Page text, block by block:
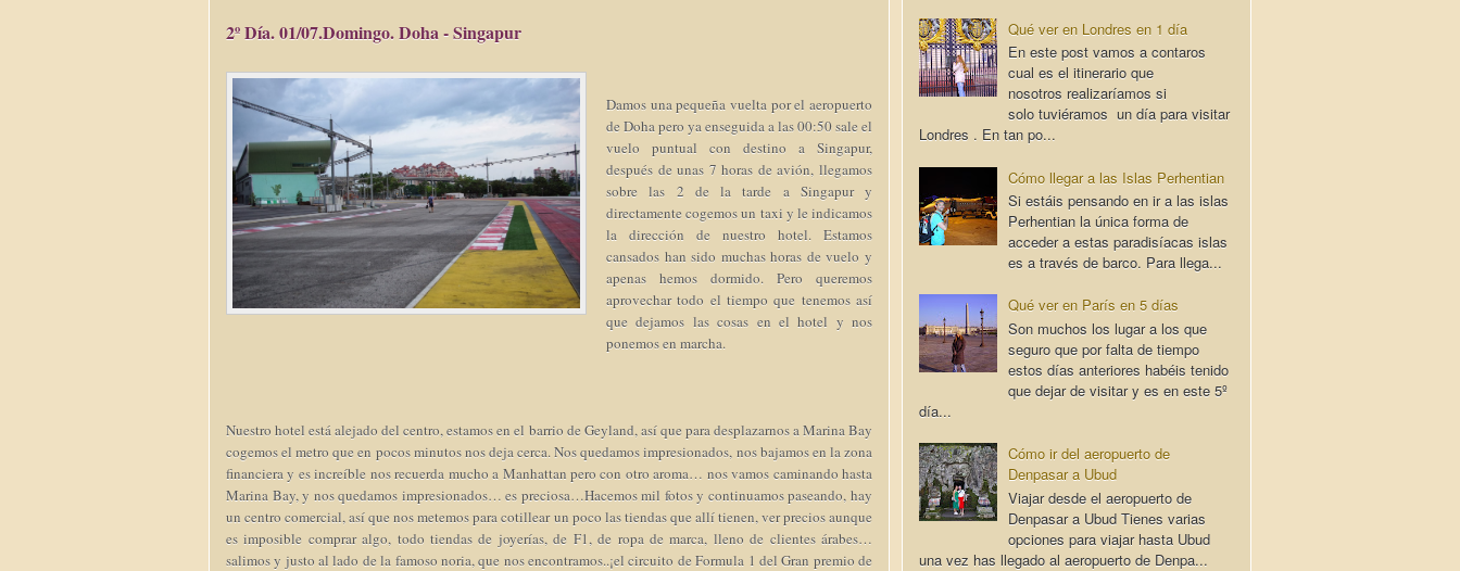
2º Día. 01/07.Domingo. Doha - Singapur
Damos una pequeña vuelta por el aeropuerto
de Doha pero ya enseguida a las 00:50 sale el
vuelo puntual con destino a Singapur,
después de unas 7 horas de avión, llegamos
sobre las 2 de la tarde a Singapur y
directamente cogemos un taxi y le indicamos
la dirección de nuestro hotel. Estamos
cansados han sido muchas horas de vuelo y
apenas hemos dormido. Pero queremos
aprovechar todo el tiempo que tenemos así
que dejamos las cosas en el hotel y nos
ponemos en marcha.
Nuestro hotel está alejado del centro, estamos en el barrio de Geyland, así que para desplazarnos a Marina Bay
cogemos el metro que en pocos minutos nos deja cerca. Nos quedamos impresionados, nos bajamos en la zona
financiera y es increíble nos recuerda mucho a Manhattan pero con otro aroma… nos vamos caminando hasta
Marina Bay, y nos quedamos impresionados… es preciosa…Hacemos mil fotos y continuamos paseando, hay
un centro comercial, así que nos metemos para cotillear un poco las tiendas que allí tienen, ver precios aunque
es imposible comprar algo, todo tiendas de joyerías, de F1, de ropa de marca, lleno de clientes árabes…
salimos y justo al lado de la famoso noria, que nos encontramos..¡el circuito de Formula 1 del Gran premio de
Qué ver en Londres en 1 día
En este post vamos a contaros
cual es el itinerario que
nosotros realizaríamos si
solo tuviéramos un día para visitar
Londres . En tan po...
Cómo llegar a las Islas Perhentian
Si estáis pensando en ir a las islas
Perhentian la única forma de
acceder a estas paradisíacas islas
es a través de barco. Para llega...
Qué ver en París en 5 días
Son muchos los lugar a los que
seguro que por falta de tiempo
estos días anteriores habéis tenido
que dejar de visitar y es en este 5º
día...
Cómo ir del aeropuerto de
Denpasar a Ubud
Viajar desde el aeropuerto de
Denpasar a Ubud Tienes varias
opciones para viajar hasta Ubud
una vez has llegado al aeropuerto de Denpa...